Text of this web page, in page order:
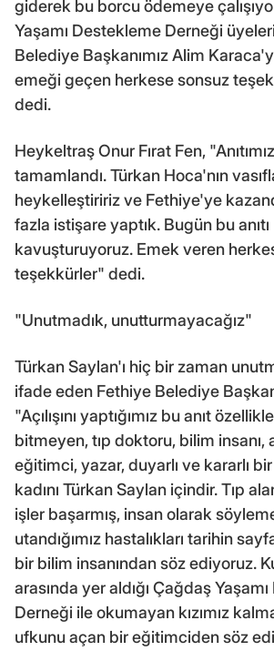
giderek bu borcu ödemeye
Yaşamı Destekleme Derneği
Belediye Başkanımız Alim
emeği geçen herkese sonsuz
dedi.
Heykeltraş Onur Fırat Fen,
tamamlandı. Türkan Hoca'nın
heykelleştiririz ve Fethiye'ye
fazla istişare yaptık. Bugün bu
kavuşturuyoruz. Emek veren
teşekkürler" dedi.
"Unutmadık, unutturmayacağız"
Türkan Saylan'ı hiç bir zaman
ifade eden Fethiye Belediye
"Açılışını yaptığımız bu anıt
bitmeyen, tıp doktoru, bilim
eğitimci, yazar, duyarlı ve kararlı
kadını Türkan Saylan içindir. Tıp
işler başarmış, insan olarak
utandığımız hastalıkları tarihin
bir bilim insanından söz ediyoruz.
arasında yer aldığı Çağdaş
Derneği ile okumayan kızımız
ufkunu açan bir eğitimciden söz